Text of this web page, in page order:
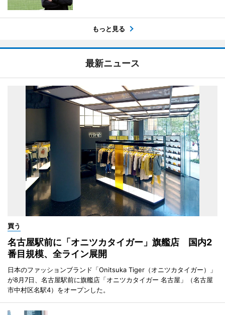
もっと見る
最新ニュース
買う
名古屋駅前に「オニツカタイガー」旗艦店 国内2
番目規模、全ライン展開
日本のファッションブランド「Onitsuka Tiger（オニツカタイガー）」
が8月7日、名古屋駅前に旗艦店「オニツカタイガー 名古屋」（名古屋
市中村区名駅4）をオープンした。